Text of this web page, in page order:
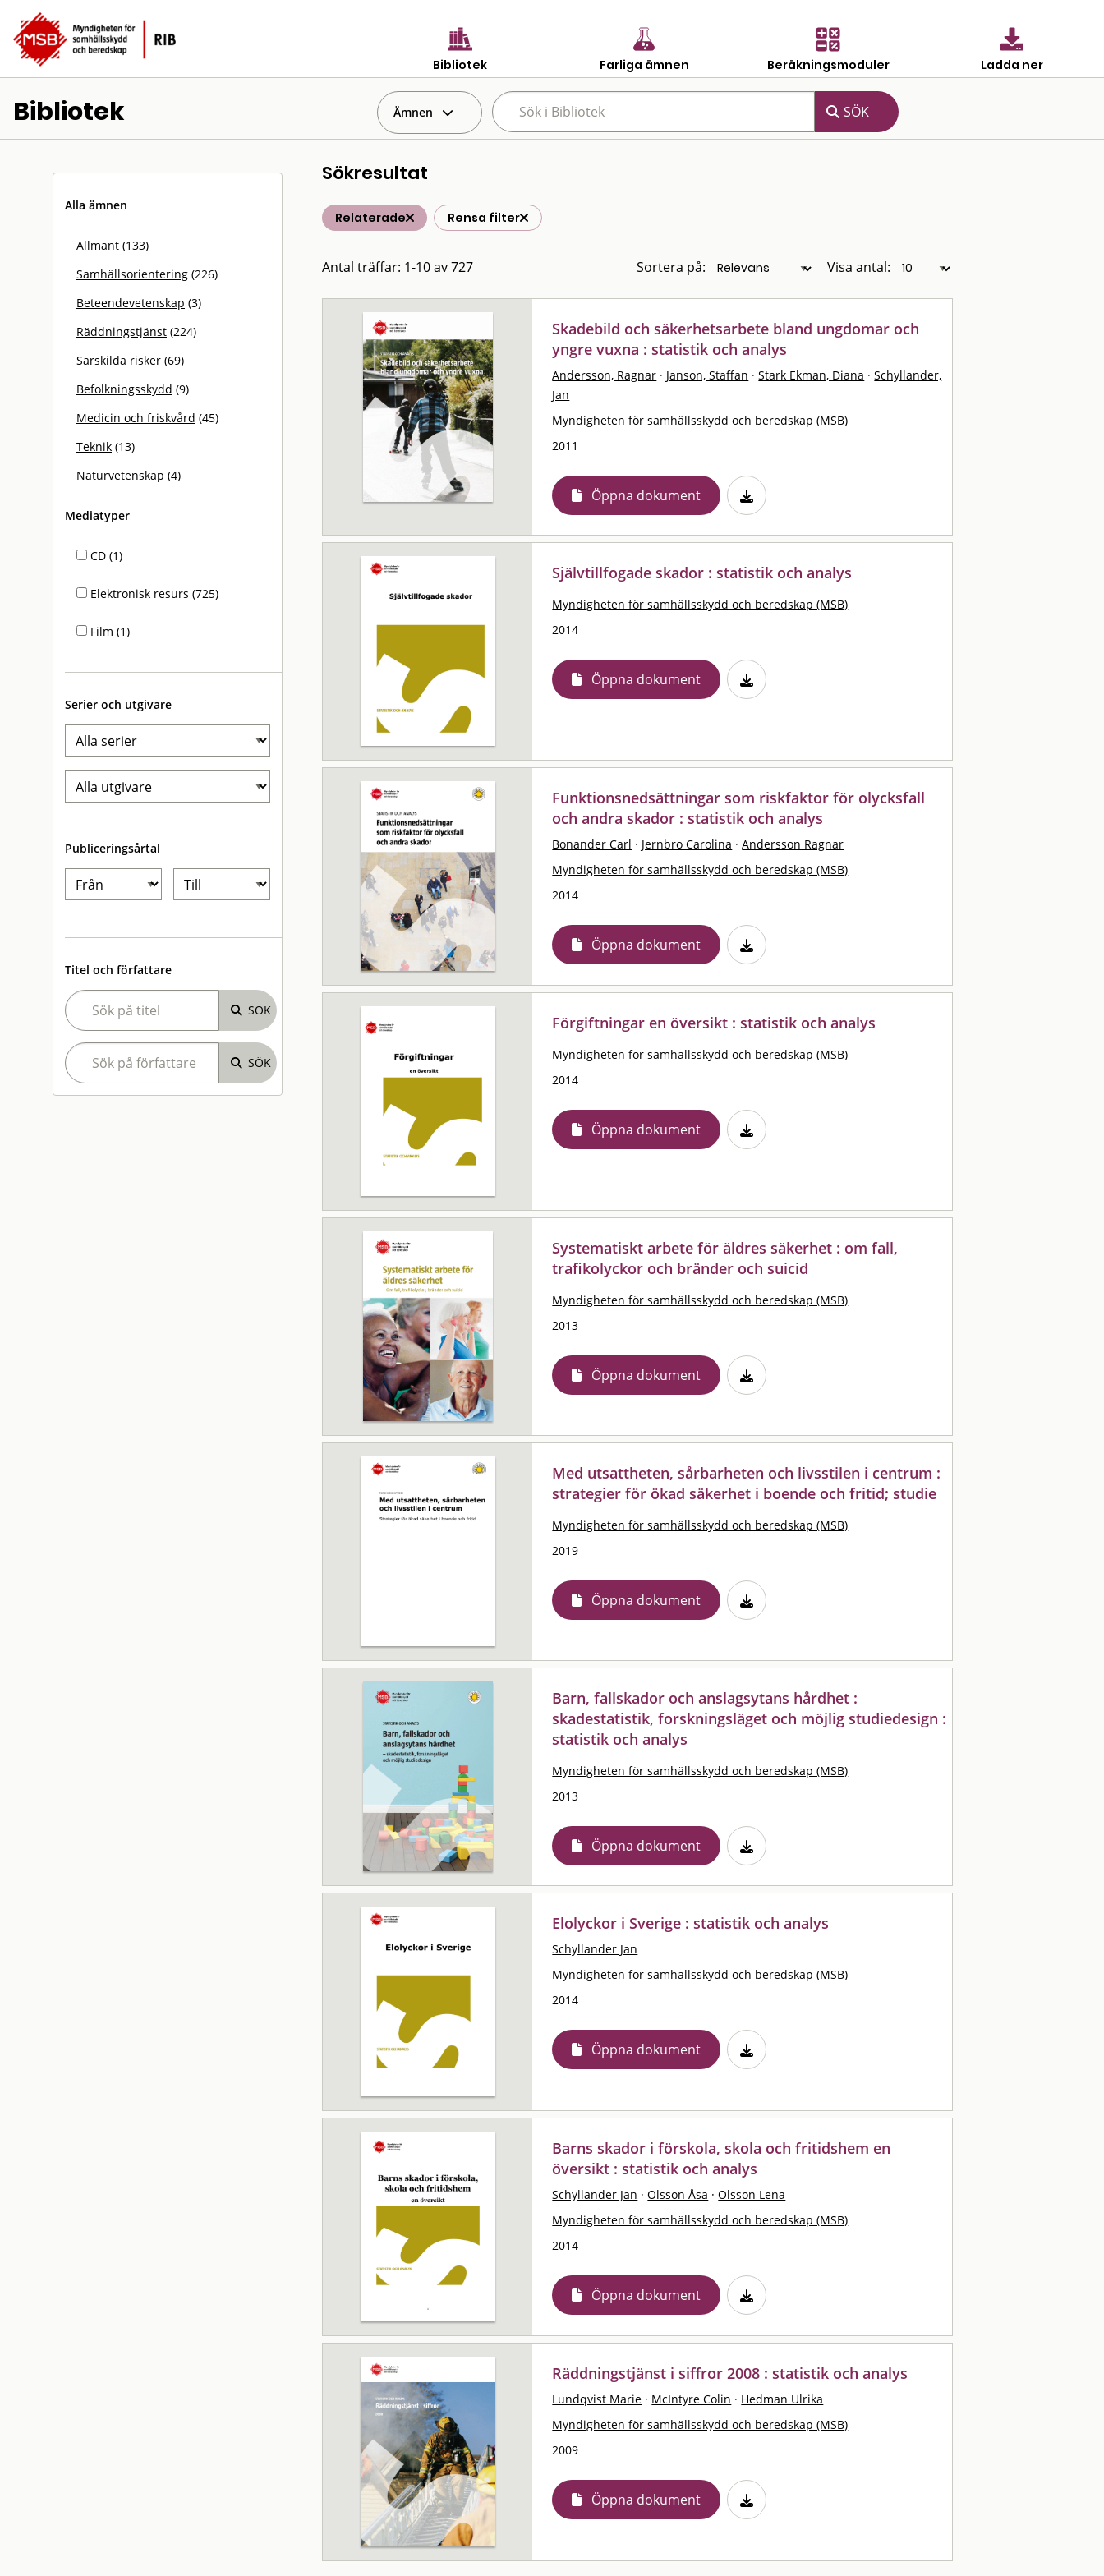
Bibliotek Farliga ämnen Beräkningsmoduler Ladda ner
Bibliotek Ämnen
Alla ämnen
Allmänt (133)
Samhällsorientering (226)
Beteendevetenskap (3)
Räddningstjänst (224)
Särskilda risker (69)
Befolkningsskydd (9)
Medicin och friskvård (45)
Teknik (13)
Naturvetenskap (4)
Mediatyper
CD (1)
Elektronisk resurs (725)
Film (1)
Serier och utgivare
Publiceringsårtal
Titel och författare
Sökresultat
Relaterade Rensa filter
Antal träffar: 1-10 av 727 Sortera på: Visa antal:
Skadebild och säkerhetsarbete bland ungdomar och
yngre vuxna : statistik och analys
Andersson, Ragnar · Janson, Staffan · Stark Ekman, Diana · Schyllander,
Jan
Myndigheten för samhällsskydd och beredskap (MSB)
2011
Öppna dokument
Självtillfogade skador : statistik och analys
Myndigheten för samhällsskydd och beredskap (MSB)
2014
Öppna dokument
Funktionsnedsättningar som riskfaktor för olycksfall
och andra skador : statistik och analys
Bonander Carl · Jernbro Carolina · Andersson Ragnar
Myndigheten för samhällsskydd och beredskap (MSB)
2014
Öppna dokument
Förgiftningar en översikt : statistik och analys
Myndigheten för samhällsskydd och beredskap (MSB)
2014
Öppna dokument
Systematiskt arbete för äldres säkerhet : om fall,
trafikolyckor och bränder och suicid
Myndigheten för samhällsskydd och beredskap (MSB)
2013
Öppna dokument
Med utsattheten, sårbarheten och livsstilen i centrum :
strategier för ökad säkerhet i boende och fritid; studie
Myndigheten för samhällsskydd och beredskap (MSB)
2019
Öppna dokument
Barn, fallskador och anslagsytans hårdhet :
skadestatistik, forskningsläget och möjlig studiedesign :
statistik och analys
Myndigheten för samhällsskydd och beredskap (MSB)
2013
Öppna dokument
Elolyckor i Sverige : statistik och analys
Schyllander Jan
Myndigheten för samhällsskydd och beredskap (MSB)
2014
Öppna dokument
Barns skador i förskola, skola och fritidshem en
översikt : statistik och analys
Schyllander Jan · Olsson Åsa · Olsson Lena
Myndigheten för samhällsskydd och beredskap (MSB)
2014
Öppna dokument
Räddningstjänst i siffror 2008 : statistik och analys
Lundqvist Marie · McIntyre Colin · Hedman Ulrika
Myndigheten för samhällsskydd och beredskap (MSB)
2009
Öppna dokument